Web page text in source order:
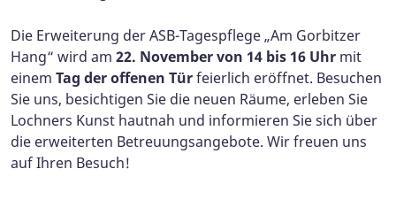
Die Erweiterung der ASB-Tagespflege „Am Gorbitzer
Hang“ wird am 22. November von 14 bis 16 Uhr mit
einem Tag der offenen Türfeierlich eröffnet. Besuchen
Sie uns, besichtigen Sie die neuen Räume, erleben Sie
Lochners Kunst hautnah und informieren Sie sich über
die erweiterten Betreuungsangebote. Wir freuen uns
auf Ihren Besuch!